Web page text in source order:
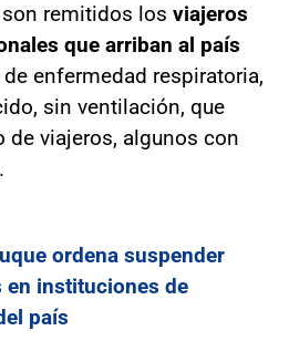
remitidos los viajeros
que arriban al país
enfermedad respiratoria,
sin ventilación, que
viajeros, algunos con
ordena suspender
en instituciones de
país